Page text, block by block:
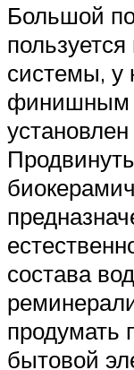
Большой
системы, у
финишным
состава
продумать
бытовой